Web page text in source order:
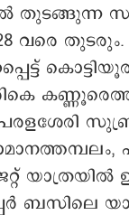
തുടങ്ങുന്ന
തുടരും.
പെരളശേരി
ബസിലെ